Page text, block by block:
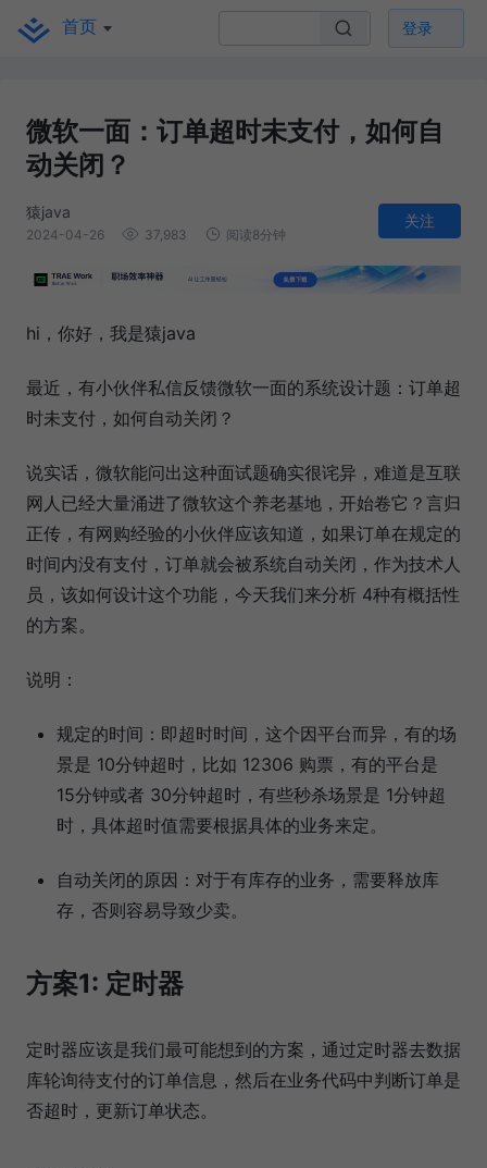
首页 登录
微软一面：订单超时未支付，如何自
动关闭？
猿java
2024-04-26 37,983 阅读8分钟
关注
hi，你好，我是猿java
最近，有小伙伴私信反馈微软一面的系统设计题：订单超
时未支付，如何自动关闭？
说实话，微软能问出这种面试题确实很诧异，难道是互联
网人已经大量涌进了微软这个养老基地，开始卷它？言归
正传，有网购经验的小伙伴应该知道，如果订单在规定的
时间内没有支付，订单就会被系统自动关闭，作为技术人
员，该如何设计这个功能，今天我们来分析 4种有概括性
的方案。
说明：
规定的时间：即超时时间，这个因平台而异，有的场
景是 10分钟超时，比如 12306 购票，有的平台是
15分钟或者 30分钟超时，有些秒杀场景是 1分钟超
时，具体超时值需要根据具体的业务来定。
自动关闭的原因：对于有库存的业务，需要释放库
存，否则容易导致少卖。
方案1: 定时器
定时器应该是我们最可能想到的方案，通过定时器去数据
库轮询待支付的订单信息，然后在业务代码中判断订单是
否超时，更新订单状态。